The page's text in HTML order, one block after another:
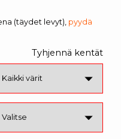
(täydet levyt), pyydä
Tyhjennä kentät